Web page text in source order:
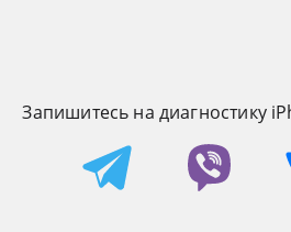
Запишитесь на диагностику